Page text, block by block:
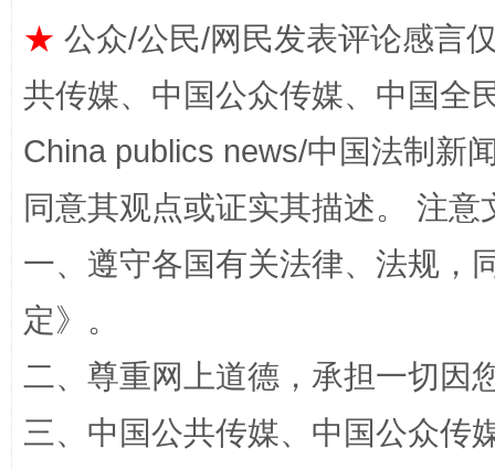
★ 公众/公民/网民发表评论感言
共传媒、中国公众传媒、中国全
China publics news/中国法制新
同意其观点或证实其描述。 注
一、遵守各国有关法律、法规，
定》。
二、尊重网上道德，承担一切因
三、中国公共传媒、中国公众传